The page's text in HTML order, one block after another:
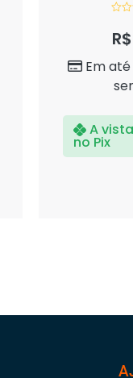
de
R$
Em
A vista
no Pix